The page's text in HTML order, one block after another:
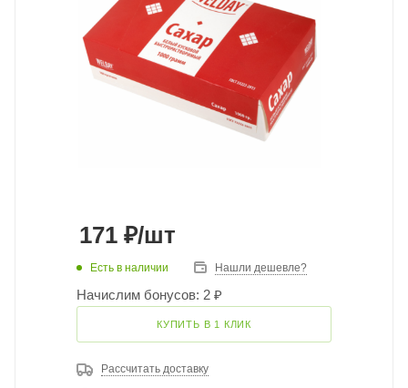
171 ₽/шт
Есть в наличии Нашли дешевле?
Начислим бонусов: 2 ₽
КУПИТЬ В 1 КЛИК
Рассчитать доставку